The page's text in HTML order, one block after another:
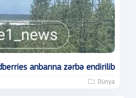
anbarına zərbə endirilib
Dünya